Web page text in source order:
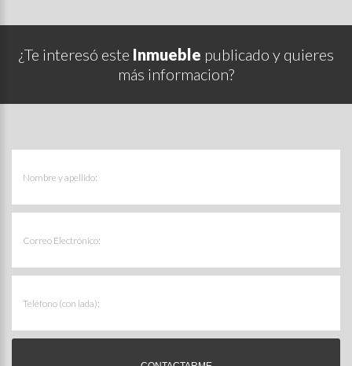
¿Te interesó este Inmueble publicado y quieres
más informacion?